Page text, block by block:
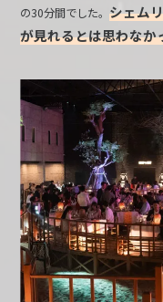
の30分間でした。シェム
が見れるとは思わなか